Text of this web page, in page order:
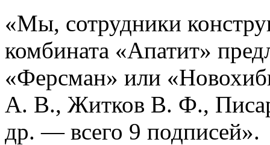
«Мы, сотрудники
комбината «Апатит»
«Ферсман» или
А. В., Житков В. Ф.,
др. — всего 9 подписей».